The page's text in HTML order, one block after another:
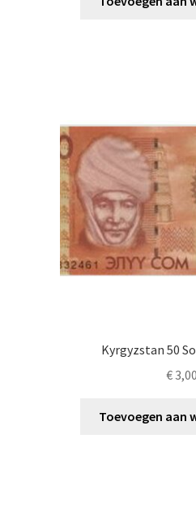
Kyrgyzstan 50
€3,00
Toevoegen aan